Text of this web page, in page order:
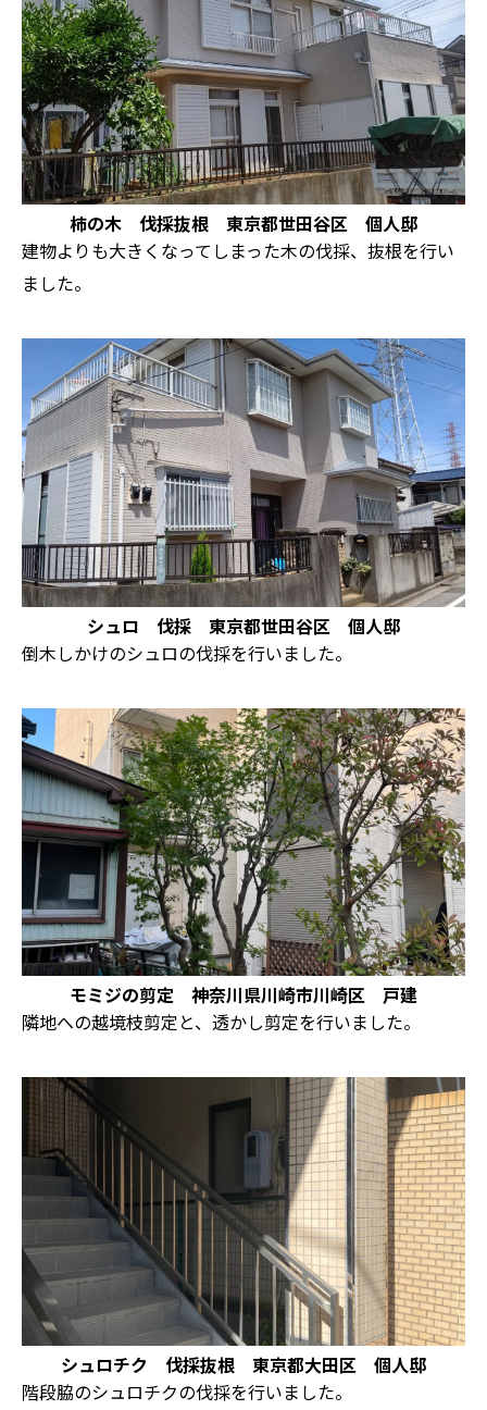
柿の木 伐採抜根 東京都世田谷区 個人邸
建物よりも大きくなってしまった木の伐採、抜根を行い
ました。
シュロ 伐採 東京都世田谷区 個人邸
倒木しかけのシュロの伐採を行いました。
モミジの剪定 神奈川県川崎市川崎区 戸建
隣地への越境枝剪定と、透かし剪定を行いました。
シュロチク 伐採抜根 東京都大田区 個人邸
階段脇のシュロチクの伐採を行いました。